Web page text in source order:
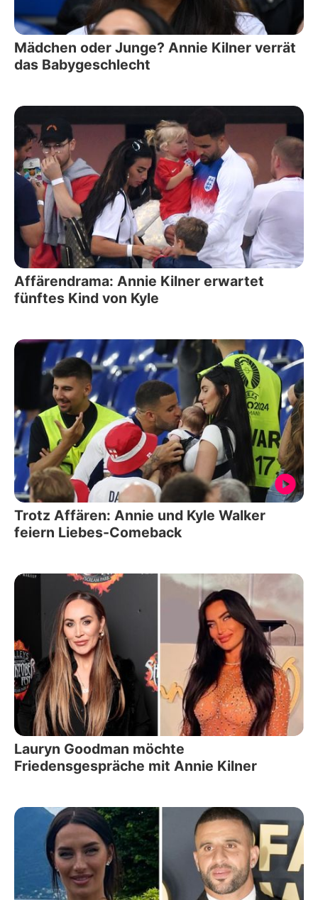
Mädchen oder Junge? Annie Kilner verrät
das Babygeschlecht
Affärendrama: Annie Kilner erwartet
fünftes Kind von Kyle
Trotz Affären: Annie und Kyle Walker
feiern Liebes-Comeback
Lauryn Goodman möchte
Friedensgespräche mit Annie Kilner